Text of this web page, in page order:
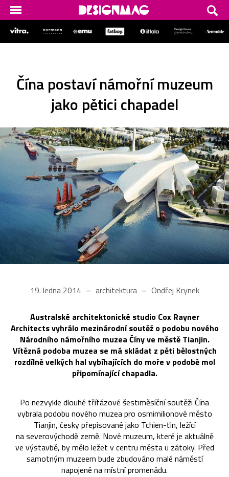
Čína postaví námořní muzeum
jako pětici chapadel
19. ledna 2014 architektura Ondřej Krynek
Australské architektonické studio Cox Rayner
Architects vyhrálo mezinárodní soutěž o podobu nového
Národního námořního muzea Číny ve městě Tianjin.
Vítězná podoba muzea se má skládat z pěti bělostných
rozdílně velkých hal vybíhajících do moře v podobě mol
připomínající chapadla.
Po nezvykle dlouhé třífázové šestiměsíční soutěži Čína
vybrala podobu nového muzea pro osmimilionové město
Tianjin, česky přepisované jako Tchien-ťin, ležící
na severovýchodě země. Nové muzeum, které je aktuálně
ve výstavbě, by mělo ležet v centru města u zátoky. Před
samotným muzeem bude zbudováno malé náměstí
napojené na místní promenádu.